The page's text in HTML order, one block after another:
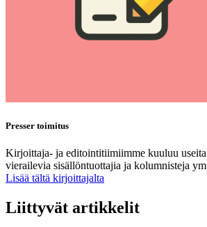
Presser toimitus
Kirjoittaja- ja editointitiimiimme kuuluu
vierailevia sisällöntuottajia ja kolumnisteja
Lisää tältä kirjoittajalta
Liittyvät artikkelit